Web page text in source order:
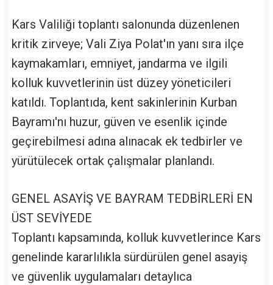
Kars Valiliği toplantı salonunda düzenlenen
kritik zirveye; Vali Ziya Polat'ın yanı sıra ilçe
kaymakamları, emniyet, jandarma ve ilgili
kolluk kuvvetlerinin üst düzey yöneticileri
katıldı. Toplantıda, kent sakinlerinin Kurban
Bayramı'nı huzur, güven ve esenlik içinde
geçirebilmesi adına alınacak ek tedbirler ve
yürütülecek ortak çalışmalar planlandı.
GENEL ASAYİŞ VE BAYRAM TEDBİRLERİ EN
ÜST SEVİYEDE
Toplantı kapsamında, kolluk kuvvetlerince Kars
genelinde kararlılıkla sürdürülen genel asayiş
ve güvenlik uygulamaları detaylıca